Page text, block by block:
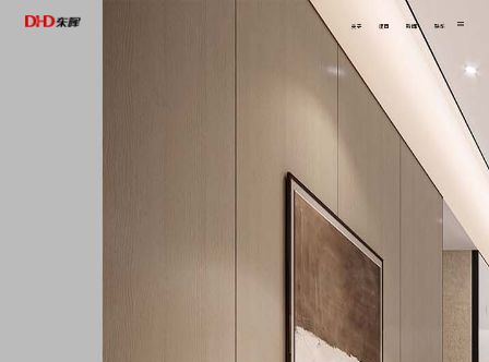
关于 项目 新闻 联系